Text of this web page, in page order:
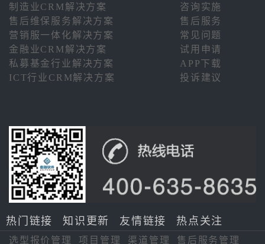
制造业CRM解决方案
咨询实施
售后维保服务解决方案
售后服务
营销服一体化解决方案
常见问题
金融业CRM解决方案
试用申请
私募基金行业解决方案
APP下载
ICT行业CRM解决方案
投诉建议
热门链接 知识更新 友情链接 热点关注
选型报价管理 项目管理 渠道管理 售后服务管理